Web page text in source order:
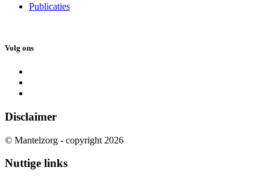
Publicaties
Volg ons
Disclaimer
© Mantelzorg - copyright 2026
Nuttige links